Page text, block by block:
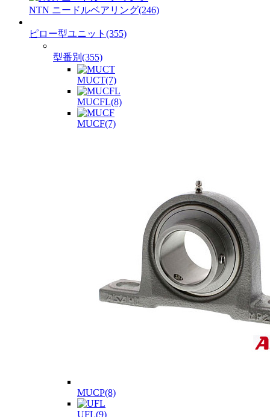
NTN ニードルベアリング(246)
ピロー型ユニット(355)
型番別(355)
MUCT(7)
MUCFL(8)
MUCF(7)
MUCP(8)
UFL(9)